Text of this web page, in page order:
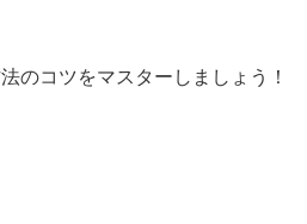
のコツをマスターしましょう！